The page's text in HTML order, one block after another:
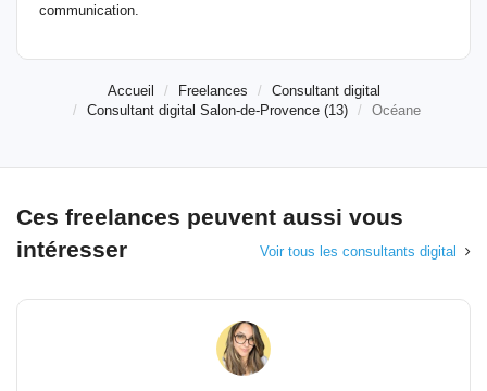
communication.
Accueil Freelances
Consultant digital
Consultant digital Salon-de-Provence (13)
Océane
Ces freelances peuvent aussi vous
intéresser
Voir tous les consultants digital